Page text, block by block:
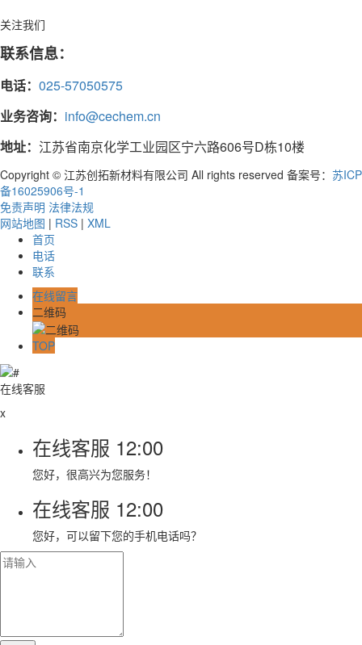
关注我们
联系信息：
电话： 025-57050575
业务咨询： info@cechem.cn
地址： 江苏省南京化学工业园区宁六路606号D栋10楼
Copyright © 江苏创拓新材料有限公司 All rights reserved 备案号： 苏ICP
备16025906号-1
免责声明 法律法规
网站地图 | RSS | XML
首页
电话
联系
在线留言
二维码
TOP
在线客服
x
在线客服 12:00
您好，很高兴为您服务！
在线客服 12:00
您好，可以留下您的手机电话吗？